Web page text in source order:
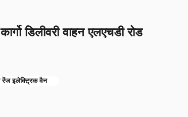
डिलीवरी वाहन एलएचडी रोड
रेंज इलेक्ट्रिक वैन